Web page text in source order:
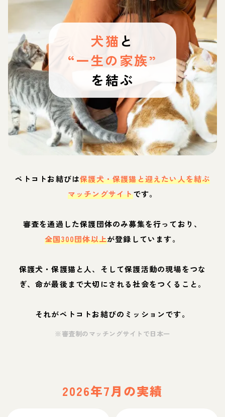
犬猫 と
“一生の家族”
を結ぶ
ペトコトお結びは保護犬・保護猫と迎えたい人を結ぶ
マッチングサイトです。
審査を通過した保護団体のみ募集を行っており、
全国300団体以上が登録しています。
保護犬・保護猫と人、そして保護活動の現場をつな
ぎ、命が最後まで大切にされる社会をつくること。
それがペトコトお結びのミッションです。
※審査制のマッチングサイトで日本一
2026年7月の実績